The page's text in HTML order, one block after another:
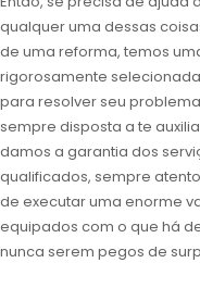
qualquer uma dessas
de uma reforma, temos
rigorosamente
para resolver seu
sempre disposta a te
damos a garantia dos
qualificados, sempre
de executar uma enorme
equipados com o que há
nunca serem pegos de